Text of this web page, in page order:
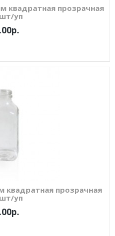
квадратная прозрачная
уп
квадратная прозрачная
уп